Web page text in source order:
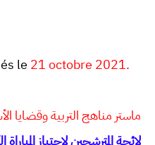
le 21 octobre 2021.
ماستر مناهج التربية وقضايا
لائحة المترشحين لاجتياز المباراة